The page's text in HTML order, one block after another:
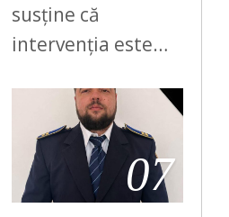
susține că
intervenția este…
07